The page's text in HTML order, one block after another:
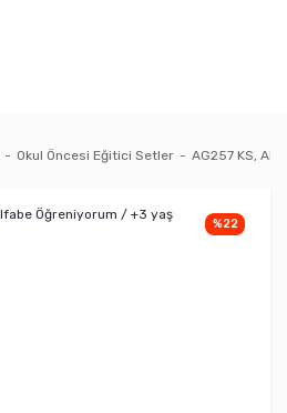
Okul Öncesi Eğitici Setler AG257 KS,
%22